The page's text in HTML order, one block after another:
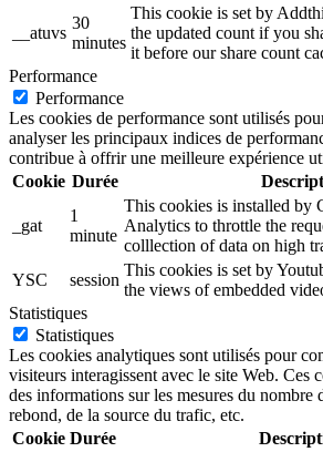
__atuvs
30
minutes
This cookie is set by
the updated count if you
it before our share count
Performance
Performance
Les cookies de performance sont utilisés
analyser les principaux indices de
contribue à offrir une meilleure expérience
Cookie Durée
_gat
1
minute
This cookies is installed by
Analytics to throttle the
colllection of data on high
YSC
session
This cookies is set by
the views of embedded
Statistiques
Statistiques
Les cookies analytiques sont utilisés pour
visiteurs interagissent avec le site Web. Ces
des informations sur les mesures du nombre
rebond, de la source du trafic, etc.
Cookie Durée